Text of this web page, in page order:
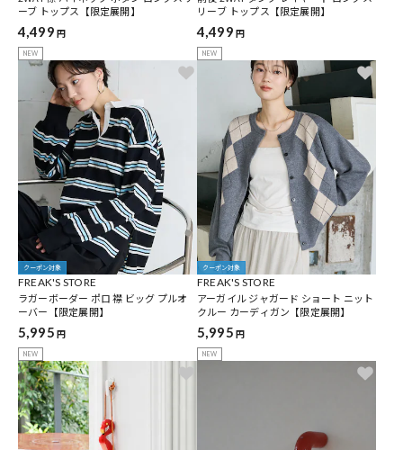
ーブ トップス【限定展開】
4,499 円
NEW
リーブ トップス【限定展開】
4,499 円
NEW
クーポン対象
FREAK'S STORE
ラガーボーダー ポロ 襟 ビッグ プルオ
ーバー【限定展開】
5,995 円
NEW
クーポン対象
FREAK'S STORE
アーガイル ジャガード ショート ニット
クルー カーディガン【限定展開】
5,995 円
NEW